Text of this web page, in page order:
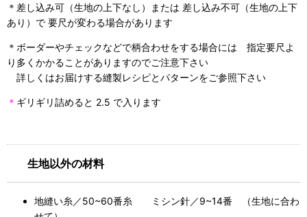
＊差し込み可（生地の上下なし）または 差し込み不可（生地の上下
あり）で 要尺が変わる場合があります
＊ボーダーやチェックなどで柄合わせをする場合には 指定要尺よ
り多くかかることがありますのでご注意下さい
詳しくはお届けする縫製レシピとパターンをご参照下さい
＊ ギリギリ詰めると 2.5 で入ります
生地以外の材料
地縫い糸／50~60番糸 ミシン針／9~14番 （生地に合わ